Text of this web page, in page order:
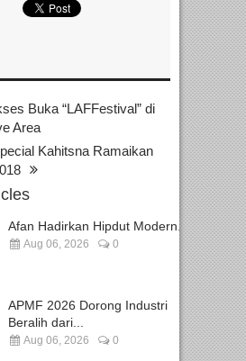
Buka “LAFFestival” di
Area
Kahitsna Ramaikan
Afan Hadirkan Hipdut Modern...
Aug 06, 2026 0
APMF 2026 Dorong Industri
Beralih dari...
Aug 06, 2026 0